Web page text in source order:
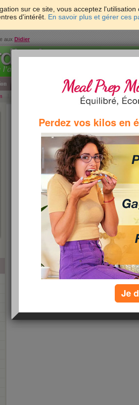
sur ce site, vous acceptez
d'intérêt. En savoir plus et gérer ces
aux Didier
Psycho & tests Forme & santé
Bons Plans
corps gras de A à Z
Aujourdhui.com a regroupé tous les corps gras
Sérog. Vous les trouverez ici classés par ordre
pour consulter les informations nutritionnelles du
tous les corps gras par ordre alphabétique :
D H I J K L M N O P
recommander
Perdez vos kilos en
Je